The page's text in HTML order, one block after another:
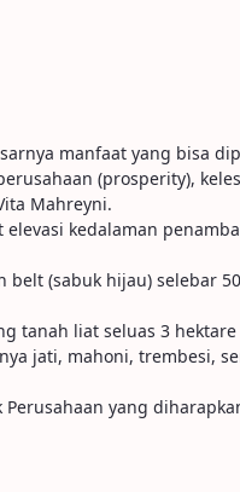
manfaat yang bisa
(prosperity),
Mahreyni.
kedalaman
(sabuk hijau) selebar
tanah liat seluas 3
jati, mahoni, trembesi,
yang